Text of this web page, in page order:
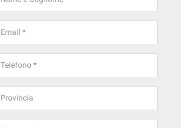
Email *
Telefono *
Provincia